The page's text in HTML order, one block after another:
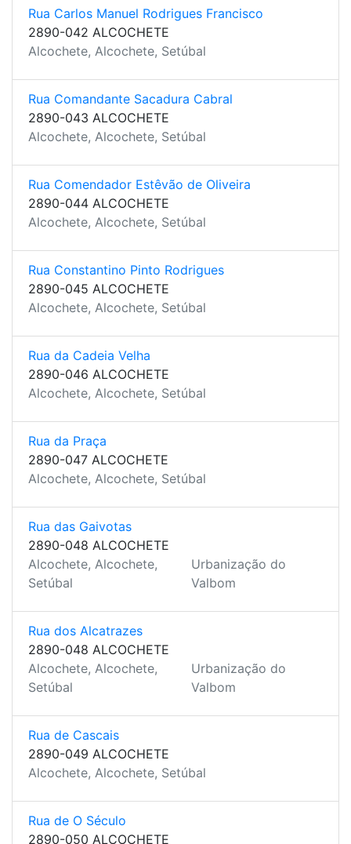
Rua Carlos Manuel Rodrigues Francisco
2890-042 ALCOCHETE
Alcochete, Alcochete, Setúbal
Rua Comandante Sacadura Cabral
2890-043 ALCOCHETE
Alcochete, Alcochete, Setúbal
Rua Comendador Estêvão de Oliveira
2890-044 ALCOCHETE
Alcochete, Alcochete, Setúbal
Rua Constantino Pinto Rodrigues
2890-045 ALCOCHETE
Alcochete, Alcochete, Setúbal
Rua da Cadeia Velha
2890-046 ALCOCHETE
Alcochete, Alcochete, Setúbal
Rua da Praça
2890-047 ALCOCHETE
Alcochete, Alcochete, Setúbal
Rua das Gaivotas
2890-048 ALCOCHETE
Alcochete, Alcochete,
Setúbal
Urbanização do
Valbom
Rua dos Alcatrazes
2890-048 ALCOCHETE
Alcochete, Alcochete,
Setúbal
Urbanização do
Valbom
Rua de Cascais
2890-049 ALCOCHETE
Alcochete, Alcochete, Setúbal
Rua de O Século
2890-050 ALCOCHETE